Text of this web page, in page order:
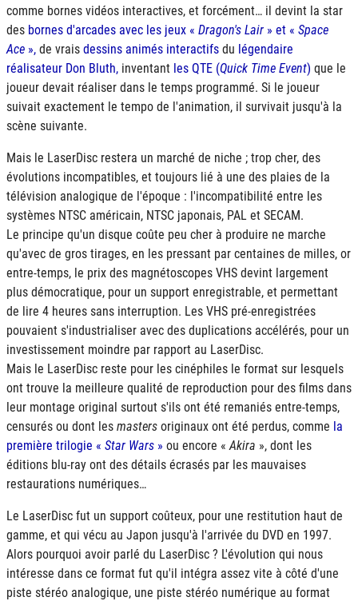
comme bornes vidéos interactives, et forcément… il devint la star
des bornes d'arcades avec les jeux « Dragon's Lair » et « Space
Ace », de vrais dessins animés interactifs du légendaire
réalisateur Don Bluth, inventant les QTE (Quick Time Event) que le
joueur devait réaliser dans le temps programmé. Si le joueur
suivait exactement le tempo de l'animation, il survivait jusqu'à la
scène suivante.
Mais le LaserDisc restera un marché de niche ; trop cher, des
évolutions incompatibles, et toujours lié à une des plaies de la
télévision analogique de l'époque : l'incompatibilité entre les
systèmes NTSC américain, NTSC japonais, PAL et SECAM.
Le principe qu'un disque coûte peu cher à produire ne marche
qu'avec de gros tirages, en les pressant par centaines de milles, or
entre-temps, le prix des magnétoscopes VHS devint largement
plus démocratique, pour un support enregistrable, et permettant
de lire 4 heures sans interruption. Les VHS pré-enregistrées
pouvaient s'industrialiser avec des duplications accélérés, pour un
investissement moindre par rapport au LaserDisc.
Mais le LaserDisc reste pour les cinéphiles le format sur lesquels
ont trouve la meilleure qualité de reproduction pour des films dans
leur montage original surtout s'ils ont été remaniés entre-temps,
censurés ou dont les masters originaux ont été perdus, comme la
première trilogie « Star Wars » ou encore « Akira », dont les
éditions blu-ray ont des détails écrasés par les mauvaises
restaurations numériques…
Le LaserDisc fut un support coûteux, pour une restitution haut de
gamme, et qui vécu au Japon jusqu'à l'arrivée du DVD en 1997.
Alors pourquoi avoir parlé du LaserDisc ? L'évolution qui nous
intéresse dans ce format fut qu'il intégra assez vite à côté d'une
piste stéréo analogique, une piste stéréo numérique au format